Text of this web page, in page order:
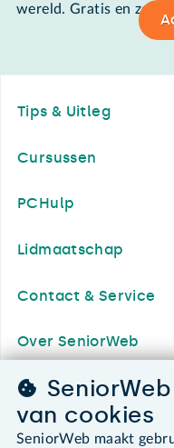
wereld. Gratis en
Tips & Uitleg
Cursussen
PCHulp
Lidmaatschap
Contact & Service
Over SeniorWeb
SeniorWeb.
De
van cookies
SeniorWeb maakt